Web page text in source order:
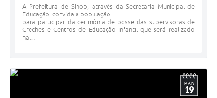
A Prefeitura de Sinop, através da Secretaria Municipal de
Educação, convida a população
para participar da cerimônia de posse das supervisoras de
Creches e Centros de Educação Infantil que será realizado
na…
MAR
19